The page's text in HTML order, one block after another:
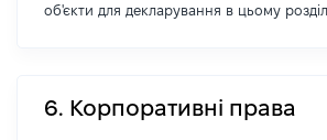
об'єкти для декларування в цьому
6. Корпоративні права